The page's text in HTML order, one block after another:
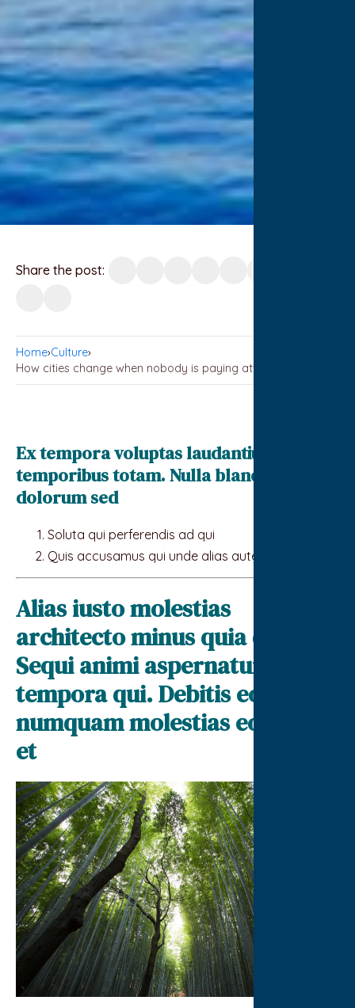
Share the post:
Home›Culture›
How cities change when nobody is paying attention
Ex tempora voluptas laudantium
temporibus totam. Nulla blanditiis aut
dolorum sed
Soluta qui perferendis ad qui
Quis accusamus qui unde alias autem eos et
Alias iusto molestias
architecto minus quia qui.
Sequi animi aspernatur sed
tempora qui. Debitis eos ut
numquam molestias eos nulla
et